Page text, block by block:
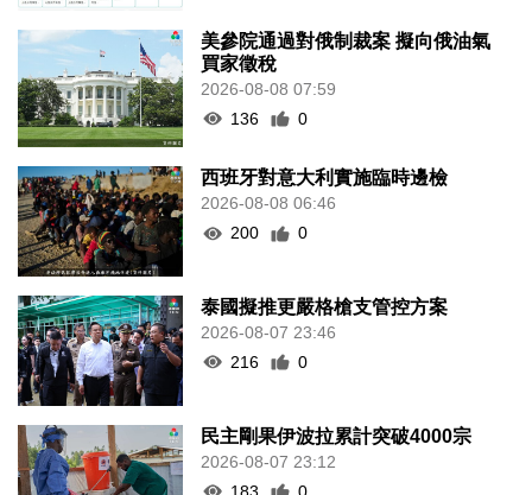
美參院通過對俄制裁案 擬向俄油氣
買家徵稅
2026-08-08 07:59
136
0
西班牙對意大利實施臨時邊檢
2026-08-08 06:46
200
0
泰國擬推更嚴格槍支管控方案
2026-08-07 23:46
216
0
民主剛果伊波拉累計突破4000宗
2026-08-07 23:12
183
0